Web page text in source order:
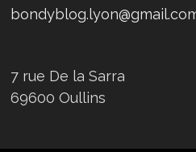
7 rue De la Sarra
69600 Oullins